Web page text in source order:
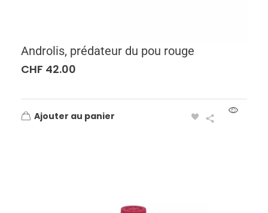
Androlis, prédateur du pou rouge
CHF 42.00
Ajouter au panier